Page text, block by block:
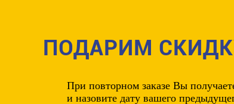
ПОДАРИМ
При повторном заказе Вы
и назовите дату вашего